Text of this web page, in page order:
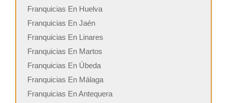
Franquicias En Huelva
Franquicias En Jaén
Franquicias En Linares
Franquicias En Martos
Franquicias En Úbeda
Franquicias En Málaga
Franquicias En Antequera